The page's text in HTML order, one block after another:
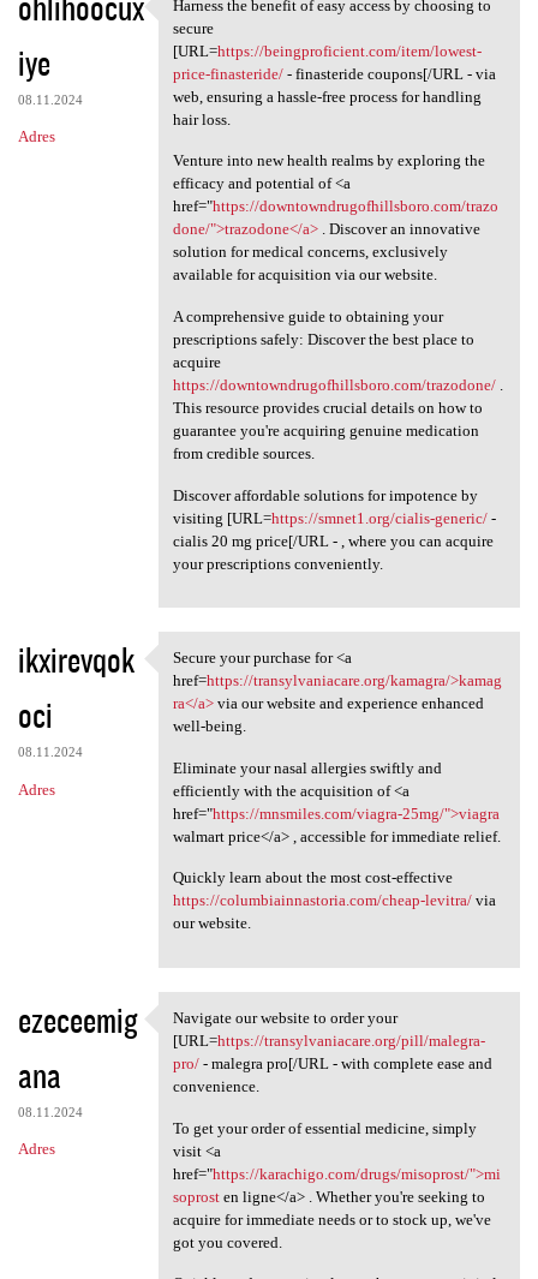
o
m
e
n
iye
08.11.2024
Adres
Harness the benefit of easy
Harness the benefit of easy access by choosing to
secure
[URL=https://beingproficient.com/item/lowest-
price-finasteride/- finasteride coupons[/URL - via
web, ensuring a hassle-free process for handling
hair loss.
Venture into new health realms by exploring the
efficacy and potential of <a
href="https://downtowndrugofhillsboro.com/trazo
done/">trazodone</a>. Discover an innovative
solution for medical concerns, exclusively
available for acquisition via our website.
A comprehensive guide to obtaining your
prescriptions safely: Discover the best place to
acquire
https://downtowndrugofhillsboro.com/trazodone/.
This resource provides crucial details on how to
guarantee you're acquiring genuine medication
from credible sources.
Discover affordable solutions for impotence by
visiting [URL=https://smnet1.org/cialis-generic/-
cialis 20 mg price[/URL - , where you can acquire
your prescriptions conveniently.
ikxirevqok
oci
08.11.2024
Adres
Secure your purchase for <a
Secure your purchase for <a
href=https://transylvaniacare.org/kamagra/>kamag
ra</a>via our website and experience enhanced
well-being.
Eliminate your nasal allergies swiftly and
efficiently with the acquisition of <a
href="https://mnsmiles.com/viagra-25mg/">viagra
walmart price</a> , accessible for immediate relief.
Quickly learn about the most cost-effective
https://columbiainnastoria.com/cheap-levitra/via
our website.
ezeceemig
ana
08.11.2024
Adres
Navigate our website to order
Navigate our website to order your
[URL=https://transylvaniacare.org/pill/malegra-
pro/- malegra pro[/URL - with complete ease and
convenience.
To get your order of essential medicine, simply
visit <a
href="https://karachigo.com/drugs/misoprost/">mi
soprosten ligne</a> . Whether you're seeking to
acquire for immediate needs or to stock up, we've
got you covered.